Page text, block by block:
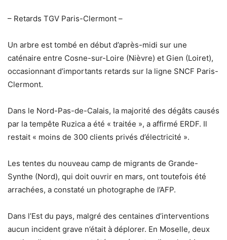
– Retards TGV Paris-Clermont –
Un arbre est tombé en début d’après-midi sur une
caténaire entre Cosne-sur-Loire (Nièvre) et Gien (Loiret),
occasionnant d’importants retards sur la ligne SNCF Paris-
Clermont.
Dans le Nord-Pas-de-Calais, la majorité des dégâts causés
par la tempête Ruzica a été « traitée », a affirmé ERDF. Il
restait « moins de 300 clients privés d’électricité ».
Les tentes du nouveau camp de migrants de Grande-
Synthe (Nord), qui doit ouvrir en mars, ont toutefois été
arrachées, a constaté un photographe de l’AFP.
Dans l’Est du pays, malgré des centaines d’interventions
aucun incident grave n’était à déplorer. En Moselle, deux